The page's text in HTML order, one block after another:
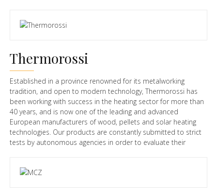
Thermorossi
Established in a province renowned for its metalworking
tradition, and open to modern technology, Thermorossi has
been working with success in the heating sector for more than
40 years, and is now one of the leading and advanced
European manufacturers of wood, pellets and solar heating
technologies. Our products are constantly submitted to strict
tests by autonomous agencies in order to evaluate their
phase, from laser-cutting to bending, welding and assembling